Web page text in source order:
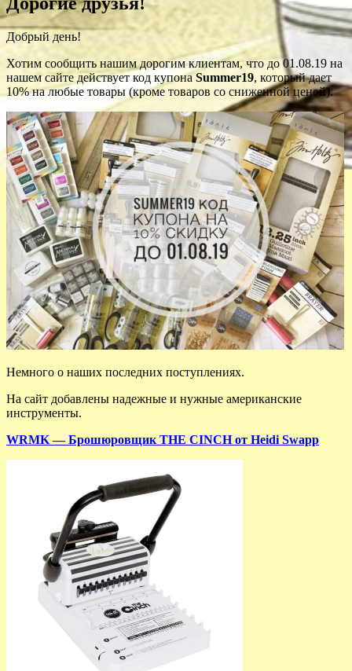
Добрый день!
Хотим сообщить нашим дорогим клиентам, что до 01.08.19 на
нашем сайте действует код купонаSummer19, который дает
10% на любые товары (кроме товаров со сниженной ценой).
Немного о наших последних поступлениях.
На сайт добавлены надежные и нужные американские
инструменты.
WRMK — Брошюровщик THE CINCH от Heidi Swapp